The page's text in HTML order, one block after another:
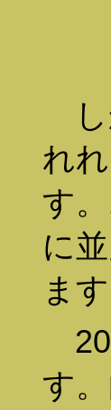
し
れ
す
に
ます
す